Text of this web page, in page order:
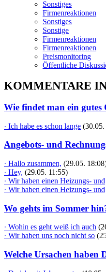
Sonstiges
Firmenreaktionen
Sonstiges
Sonstige
Firmenreaktionen
Firmenreaktionen
Preismonitoring
Öffentliche
KOMMENTARE
Wie findet man ein gutes
· Ich habe es schon lange
Angebots- und
· Hallo zusammen, (29.05.
· Hey, (29.05. 11:55)
· Wir haben einen Heizungs- und
· Wir haben einen Heizungs- und
Wo gehts im Sommer
· Wohin es geht weiß ich auch
· Wir haben uns noch nicht so
Welche Ursachen haben